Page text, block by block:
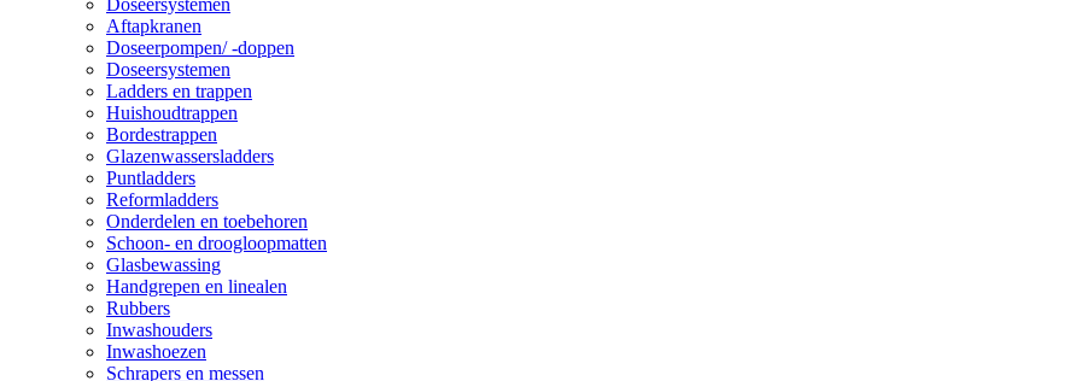
Doseersystemen
Aftapkranen
Doseerpompen/ -doppen
Doseersystemen
Ladders en trappen
Huishoudtrappen
Bordestrappen
Glazenwassersladders
Puntladders
Reformladders
Onderdelen en toebehoren
Schoon- en droogloopmatten
Glasbewassing
Handgrepen en linealen
Rubbers
Inwashouders
Inwashoezen
Schrapers en messen